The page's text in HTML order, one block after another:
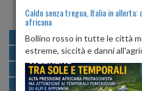
MATTINA min:
POMERIGGIO min:
SERA min:
NOTTE min:
Caldo senza tregua, Italia in
africana
Bollino rosso in tutte le città
estreme, siccità e danni